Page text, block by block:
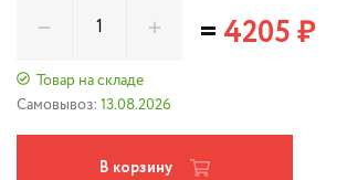
Товар на складе
Самовывоз: 13.08.2026
=4205 ₽
В корзину